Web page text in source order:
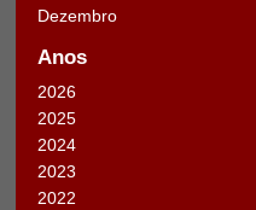
Dezembro
Anos
2026
2025
2024
2023
2022